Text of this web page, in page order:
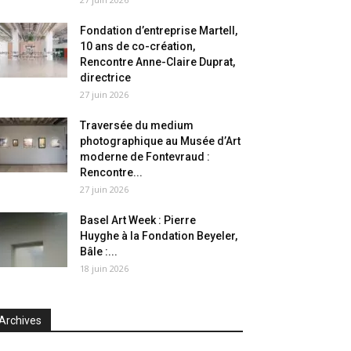
Fondation d’entreprise Martell,
10 ans de co-création,
Rencontre Anne-Claire Duprat,
directrice
27 juin 2026
Traversée du medium
photographique au Musée d’Art
moderne de Fontevraud :
Rencontre...
27 juin 2026
Basel Art Week : Pierre
Huyghe à la Fondation Beyeler,
Bâle :...
18 juin 2026